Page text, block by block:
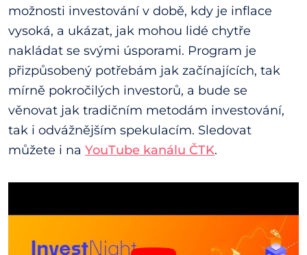
možnosti investování v době, kdy je inflace
vysoká, a ukázat, jak mohou lidé chytře
nakládat se svými úsporami. Program je
přizpůsobený potřebám jak začínajících, tak
mírně pokročilých investorů, a bude se
věnovat jak tradičním metodám investování,
tak i odvážnějším spekulacím. Sledovat
můžete i na YouTube kanálu ČTK.